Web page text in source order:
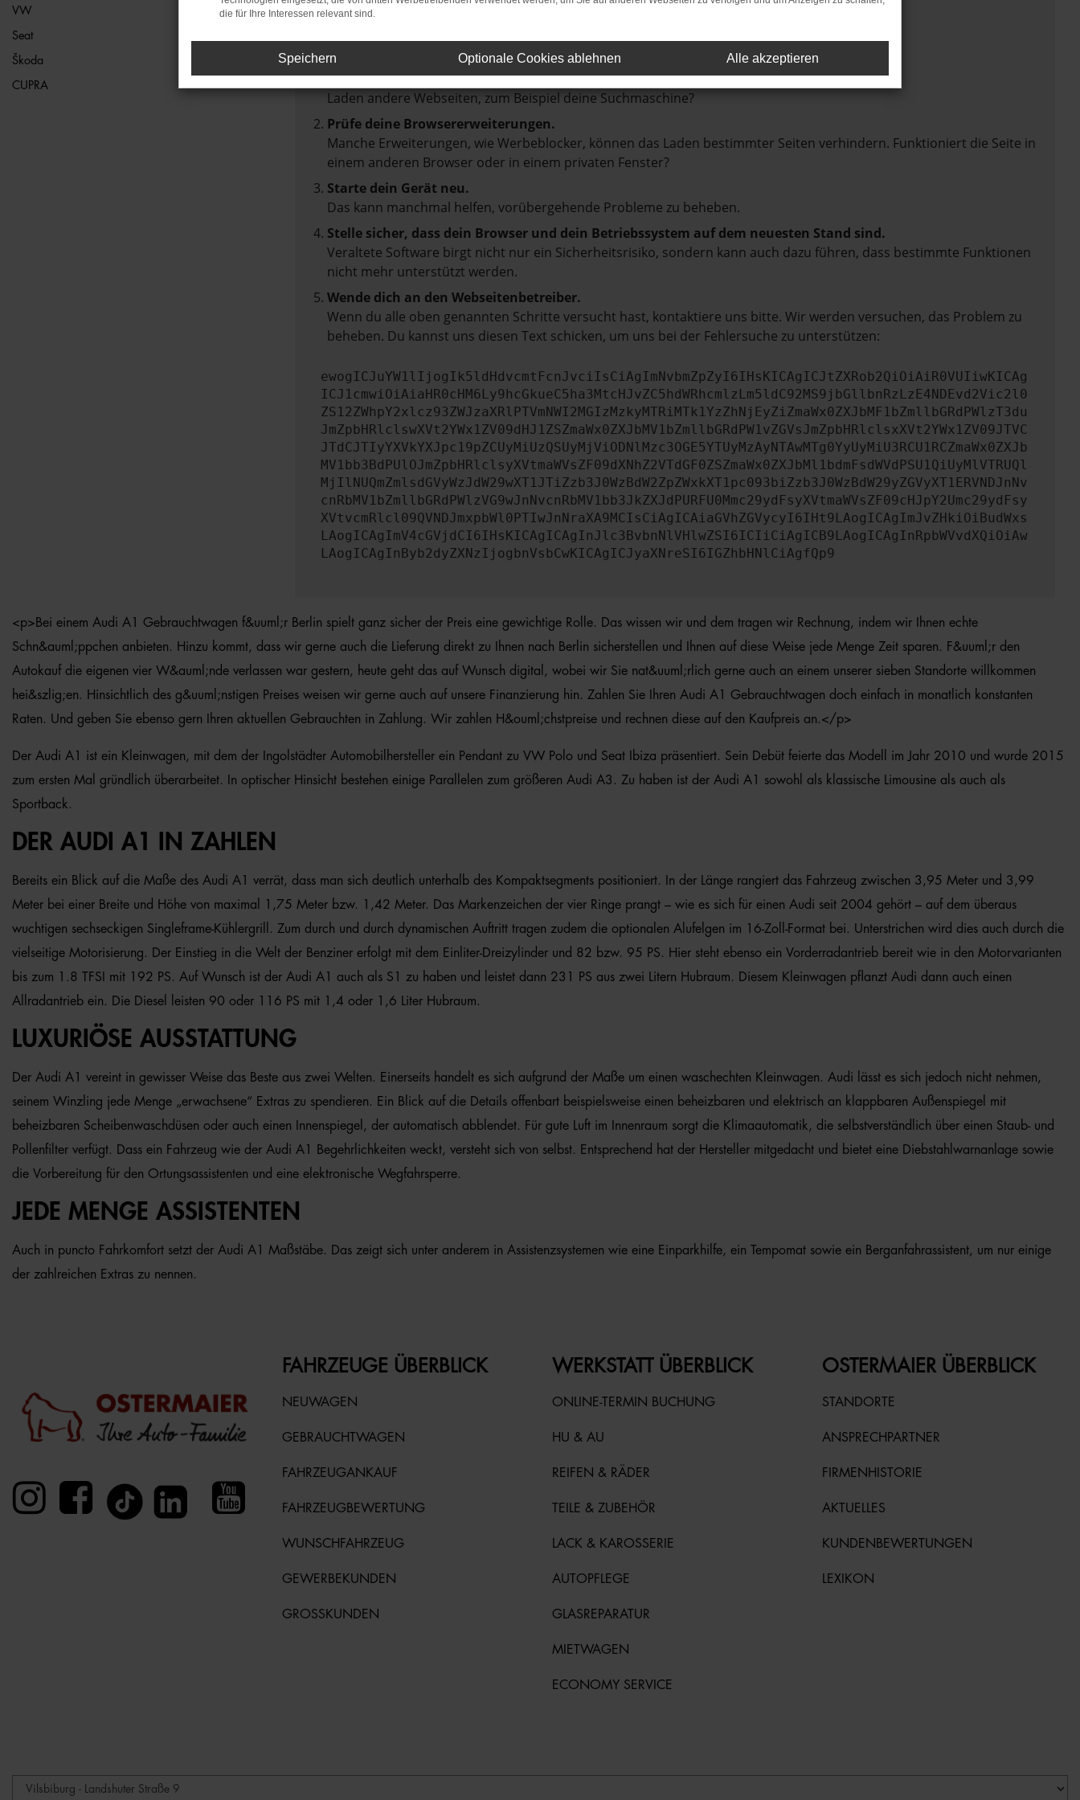
VW
Seat
Škoda
CUPRA
Hier sind ein paar Tipps, die dir helfen können:
Überprüfe deine Firewall und deine Internetverbindung.
Laden andere Webseiten, zum Beispiel deine Suchmaschine?
Prüfe deine Browsererweiterungen.
Manche Erweiterungen, wie Werbeblocker, können das Laden bestimmter Seiten verhindern. Funktioniert die Seite in
einem anderen Browser oder in einem privaten Fenster?
Starte dein Gerät neu.
Das kann manchmal helfen, vorübergehende Probleme zu beheben.
Stelle sicher, dass dein Browser und dein Betriebssystem auf dem neuesten Stand sind.
Veraltete Software birgt nicht nur ein Sicherheitsrisiko, sondern kann auch dazu führen, dass bestimmte Funktionen
nicht mehr unterstützt werden.
Wende dich an den Webseitenbetreiber.
Wenn du alle oben genannten Schritte versucht hast, kontaktiere uns bitte. Wir werden versuchen, das Problem zu
beheben. Du kannst uns diesen Text schicken, um uns bei der Fehlersuche zu unterstützen:
ewogICJuYW1lIjogIk5ldHdvcmtFcnJvciIsCiAgImNvbmZpZyI6IHsKICAgICJtZXRob2QiOiAiR0VUIiwKICAg
ICJ1cmwiOiAiaHR0cHM6Ly9hcGkueC5ha3MtcHJvZC5hdWRhcmlzLm5ldC92MS9jbGllbnRzLzE4NDEvd2Vic2l0
ZS12ZWhpY2xlcz93ZWJzaXRlPTVmNWI2MGIzMzkyMTRiMTk1YzZhNjEyZiZmaWx0ZXJbMF1bZmllbGRdPWlzT3du
JmZpbHRlclswXVt2YWx1ZV09dHJ1ZSZmaWx0ZXJbMV1bZmllbGRdPW1vZGVsJmZpbHRlclsxXVt2YWx1ZV09JTVC
JTdCJTIyYXVkYXJpc19pZCUyMiUzQSUyMjViODNlMzc3OGE5YTUyMzAyNTAwMTg0YyUyMiU3RCU1RCZmaWx0ZXJb
MV1bb3BdPUlOJmZpbHRlclsyXVtmaWVsZF09dXNhZ2VTdGF0ZSZmaWx0ZXJbMl1bdmFsdWVdPSU1QiUyMlVTRUQl
MjIlNUQmZmlsdGVyWzJdW29wXT1JTiZzb3J0WzBdW2ZpZWxkXT1pc093biZzb3J0WzBdW29yZGVyXT1ERVNDJnNv
cnRbMV1bZmllbGRdPWlzVG9wJnNvcnRbMV1bb3JkZXJdPURFU0Mmc29ydFsyXVtmaWVsZF09cHJpY2Umc29ydFsy
XVtvcmRlcl09QVNDJmxpbWl0PTIwJnNraXA9MCIsCiAgICAiaGVhZGVycyI6IHt9LAogICAgImJvZHkiOiBudWxs
LAogICAgImV4cGVjdCI6IHsKICAgICAgInJlc3BvbnNlVHlwZSI6ICIiCiAgICB9LAogICAgInRpbWVvdXQiOiAw
LAogICAgInByb2dyZXNzIjogbnVsbCwKICAgICJyaXNreSI6IGZhbHNlCiAgfQp9
<p>Bei einem Audi A1 Gebrauchtwagen f&uuml;r Berlin spielt ganz sicher der Preis eine gewichtige Rolle. Das wissen wir und dem tragen wir Rechnung, indem wir Ihnen echte
Schn&auml;ppchen anbieten. Hinzu kommt, dass wir gerne auch die Lieferung direkt zu Ihnen nach Berlin sicherstellen und Ihnen auf diese Weise jede Menge Zeit sparen. F&uuml;r den
Autokauf die eigenen vier W&auml;nde verlassen war gestern, heute geht das auf Wunsch digital, wobei wir Sie nat&uuml;rlich gerne auch an einem unserer sieben Standorte willkommen
hei&szlig;en. Hinsichtlich des g&uuml;nstigen Preises weisen wir gerne auch auf unsere Finanzierung hin. Zahlen Sie Ihren Audi A1 Gebrauchtwagen doch einfach in monatlich konstanten
Raten. Und geben Sie ebenso gern Ihren aktuellen Gebrauchten in Zahlung. Wir zahlen H&ouml;chstpreise und rechnen diese auf den Kaufpreis an.</p>
Der Audi A1 ist ein Kleinwagen, mit dem der Ingolstädter Automobilhersteller ein Pendant zu VW Polo und Seat Ibiza präsentiert. Sein Debüt feierte das Modell im Jahr 2010 und wurde 2015
zum ersten Mal gründlich überarbeitet. In optischer Hinsicht bestehen einige Parallelen zum größeren Audi A3. Zu haben ist der Audi A1 sowohl als klassische Limousine als auch als
Sportback.
DER AUDI A1 IN ZAHLEN
Bereits ein Blick auf die Maße des Audi A1 verrät, dass man sich deutlich unterhalb des Kompaktsegments positioniert. In der Länge rangiert das Fahrzeug zwischen 3,95 Meter und 3,99
Meter bei einer Breite und Höhe von maximal 1,75 Meter bzw. 1,42 Meter. Das Markenzeichen der vier Ringe prangt – wie es sich für einen Audi seit 2004 gehört – auf dem überaus
wuchtigen sechseckigen Singleframe-Kühlergrill. Zum durch und durch dynamischen Auftritt tragen zudem die optionalen Alufelgen im 16-Zoll-Format bei. Unterstrichen wird dies auch durch die
vielseitige Motorisierung. Der Einstieg in die Welt der Benziner erfolgt mit dem Einliter-Dreizylinder und 82 bzw. 95 PS. Hier steht ebenso ein Vorderradantrieb bereit wie in den Motorvarianten
bis zum 1.8 TFSI mit 192 PS. Auf Wunsch ist der Audi A1 auch als S1 zu haben und leistet dann 231 PS aus zwei Litern Hubraum. Diesem Kleinwagen pflanzt Audi dann auch einen
Allradantrieb ein. Die Diesel leisten 90 oder 116 PS mit 1,4 oder 1,6 Liter Hubraum.
LUXURIÖSE AUSSTATTUNG
Der Audi A1 vereint in gewisser Weise das Beste aus zwei Welten. Einerseits handelt es sich aufgrund der Maße um einen waschechten Kleinwagen. Audi lässt es sich jedoch nicht nehmen,
seinem Winzling jede Menge „erwachsene“ Extras zu spendieren. Ein Blick auf die Details offenbart beispielsweise einen beheizbaren und elektrisch an klappbaren Außenspiegel mit
beheizbaren Scheibenwaschdüsen oder auch einen Innenspiegel, der automatisch abblendet. Für gute Luft im Innenraum sorgt die Klimaautomatik, die selbstverständlich über einen Staub- und
Pollenfilter verfügt. Dass ein Fahrzeug wie der Audi A1 Begehrlichkeiten weckt, versteht sich von selbst. Entsprechend hat der Hersteller mitgedacht und bietet eine Diebstahlwarnanlage sowie
die Vorbereitung für den Ortungsassistenten und eine elektronische Wegfahrsperre.
JEDE MENGE ASSISTENTEN
Auch in puncto Fahrkomfort setzt der Audi A1 Maßstäbe. Das zeigt sich unter anderem in Assistenzsystemen wie eine Einparkhilfe, ein Tempomat sowie ein Berganfahrassistent, um nur einige
der zahlreichen Extras zu nennen.
FAHRZEUGE ÜBERBLICK
NEUWAGEN
GEBRAUCHTWAGEN
FAHRZEUGANKAUF
FAHRZEUGBEWERTUNG
WUNSCHFAHRZEUG
GEWERBEKUNDEN
GROSSKUNDEN
WERKSTATT ÜBERBLICK
ONLINE-TERMIN BUCHUNG
HU & AU
REIFEN & RÄDER
TEILE & ZUBEHÖR
LACK & KAROSSERIE
AUTOPFLEGE
GLASREPARATUR
MIETWAGEN
ECONOMY SERVICE
OSTERMAIER ÜBERBLICK
STANDORTE
ANSPRECHPARTNER
FIRMENHISTORIE
AKTUELLES
KUNDENBEWERTUNGEN
LEXIKON
die für Ihre Interessen relevant sind.
Speichern Optionale Cookies ablehnen Alle akzeptieren